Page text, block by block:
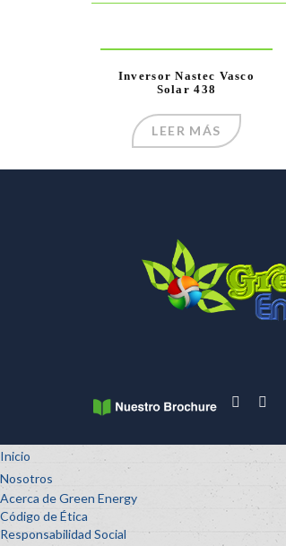
Inversor Nastec Vasco
Solar 438
LEER MÁS
Inicio
Nosotros
Acerca de Green Energy
Código de Ética
Responsabilidad Social